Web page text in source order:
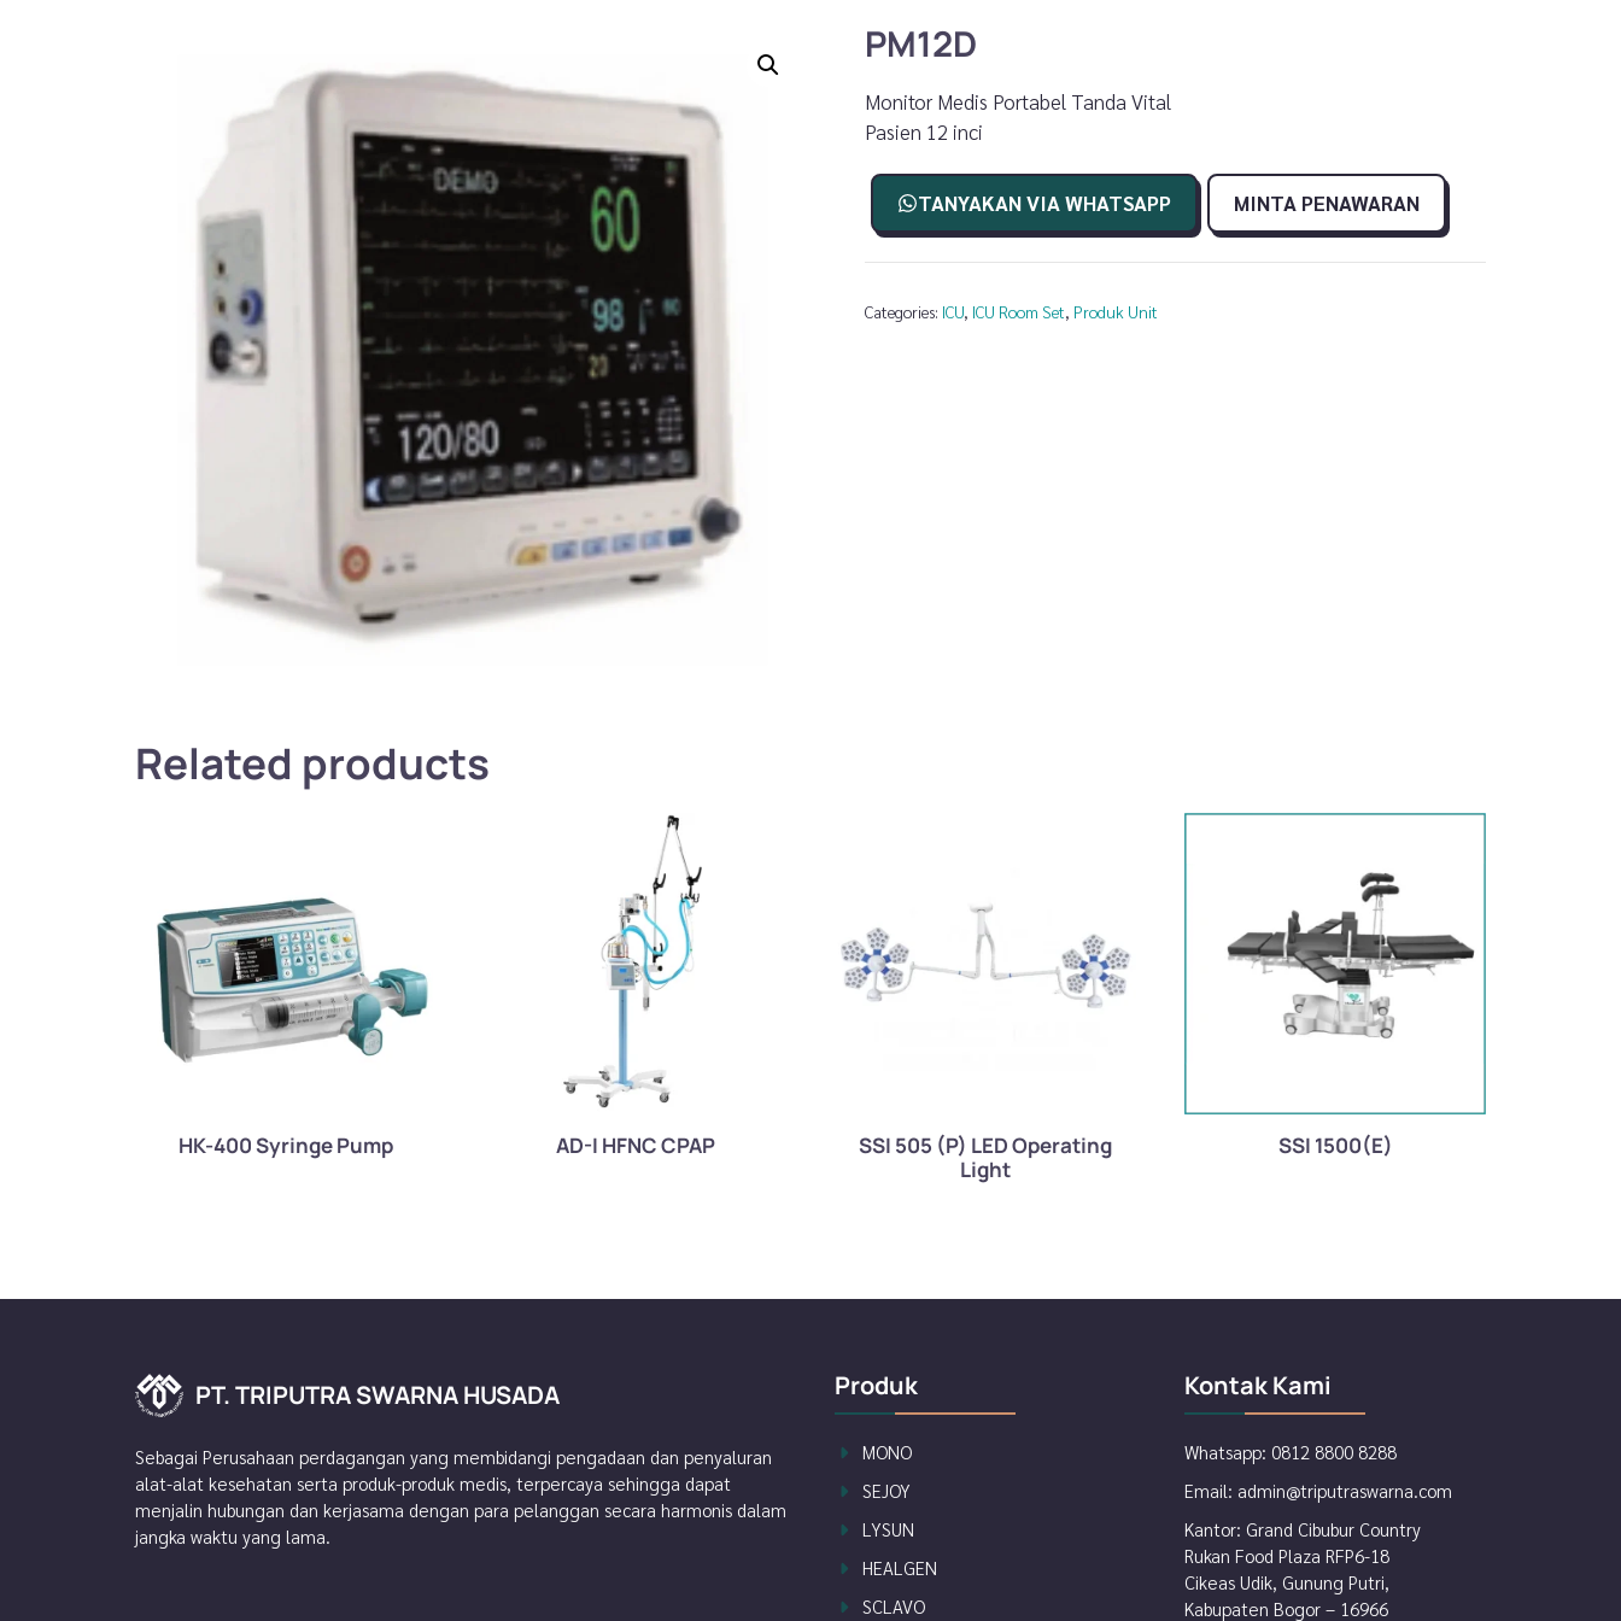
PM12D
Monitor Medis Portabel Tanda Vital
Pasien 12 inci
TANYAKAN VIA WHATSAPP MINTA PENAWARAN
Categories: ICU, ICU Room Set, Produk Unit
Related products
HK-400 Syringe Pump AD-I HFNC CPAP
SSI 505 (P) LED Operating
Light
SSI 1500(E)
P
T
TRIPUTRASWARNAHUSA
D
A PT. TRIPUTRA SWARNA HUSADA
Sebagai Perusahaan perdagangan yang membidangi pengadaan dan penyaluran
alat-alat kesehatan serta produk-produk medis, terpercaya sehingga dapat
menjalin hubungan dan kerjasama dengan para pelanggan secara harmonis dalam
jangka waktu yang lama.
Produk
MONO
SEJOY
LYSUN
HEALGEN
SCLAVO
Kontak Kami
Whatsapp: 0812 8800 8288
Email: admin@triputraswarna.com
Kantor: Grand Cibubur Country
Rukan Food Plaza RFP6-18
Cikeas Udik, Gunung Putri,
Kabupaten Bogor – 16966